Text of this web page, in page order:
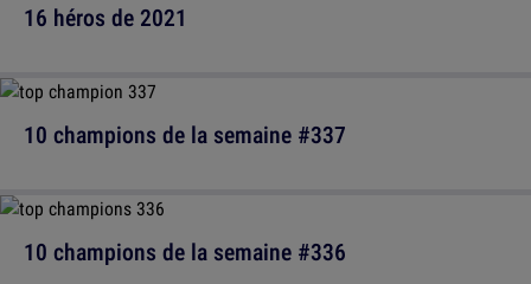
16 héros de 2021
10 champions de la semaine #336
10 champions de la semaine #337